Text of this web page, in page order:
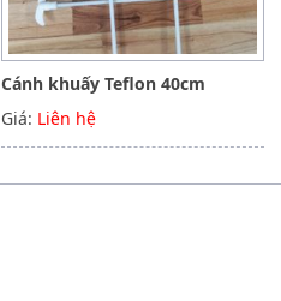
Cánh khuấy Teflon 40cm
Giá: Liên hệ